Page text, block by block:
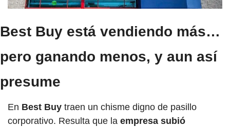
Best Buy está vendiendo más…
pero ganando menos, y aun así
presume
En Best Buy traen un chisme digno de pasillo
corporativo. Resulta que la empresa subió